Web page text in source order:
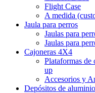
Flight Case
A medida
Jaula para perros
Jaulas para
Jaulas para
Cajoneras 4X4
Plataformas de
up
Accesorios y
Depósitos de aluminio